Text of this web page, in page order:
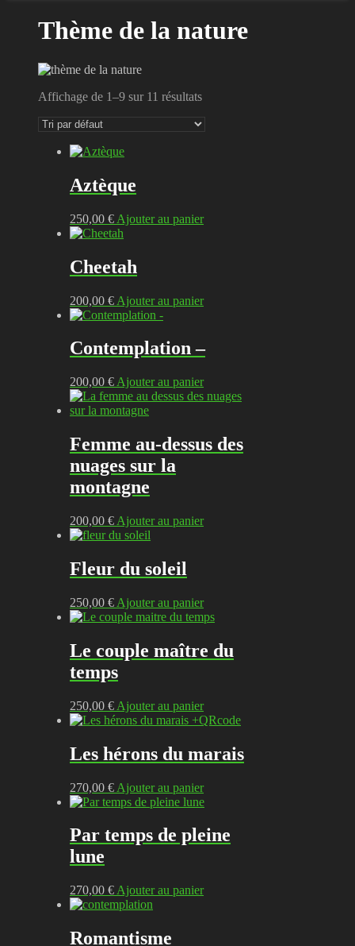
Thème de la nature
Affichage de 1–9 sur 11 résultats
Aztèque
250,00 € Ajouter au panier
Cheetah
200,00 € Ajouter au panier
Contemplation –
200,00 € Ajouter au panier
Femme au-dessus des
nuages sur la
montagne
200,00 € Ajouter au panier
Fleur du soleil
250,00 € Ajouter au panier
Le couple maître du
temps
250,00 € Ajouter au panier
Les hérons du marais
270,00 € Ajouter au panier
Par temps de pleine
lune
270,00 € Ajouter au panier
Romantisme